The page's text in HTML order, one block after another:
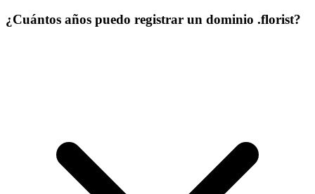
¿Cuántos años puedo registrar un dominio .florist?